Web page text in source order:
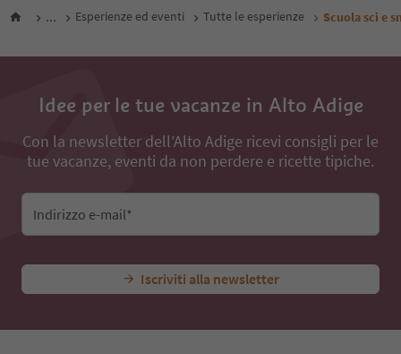
... Esperienze ed eventi Tutte le esperienze Scuola sci e
Idee per le tue vacanze in Alto Adige
Con la newsletter dell’Alto Adige ricevi consigli per le
tue vacanze, eventi da non perdere e ricette tipiche.
Indirizzo e-mail*
Iscriviti alla newsletter